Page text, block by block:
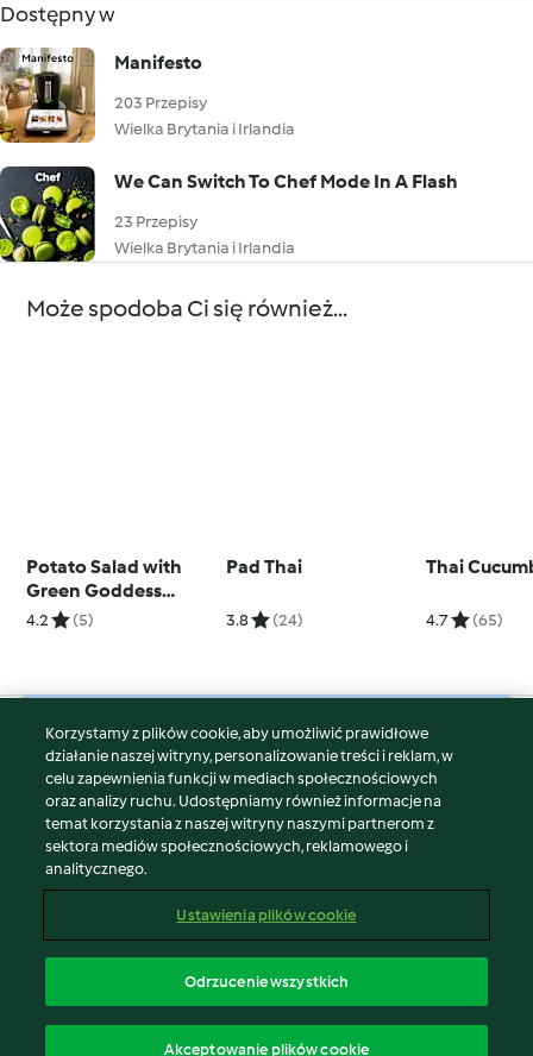
Dostępny w
Manifesto
203 Przepisy
Wielka Brytania i Irlandia
We Can Switch To Chef Mode In A Flash
23 Przepisy
Wielka Brytania i Irlandia
Może spodoba Ci się również...
Potato Salad with
Green Goddess
Dressing
4.2 (5)
Pad Thai
3.8 (24)
Thai
4.7 (65)
© Copyright 2026
Warunki korzystania
Polityka prywatności
Disclaimer
Znak wydawcy
Zgłoś treść
Oświadczenie o dostępności
Korzystamy z plików cookie, aby umożliwić prawidłowe
działanie naszej witryny, personalizowanie treści i reklam, w
celu zapewnienia funkcji w mediach społecznościowych
oraz analizy ruchu. Udostępniamy również informacje na
temat korzystania z naszej witryny naszymi partnerom z
sektora mediów społecznościowych, reklamowego i
analitycznego.
Ustawienia plików cookie
Odrzucenie wszystkich
Akceptowanie plików cookie